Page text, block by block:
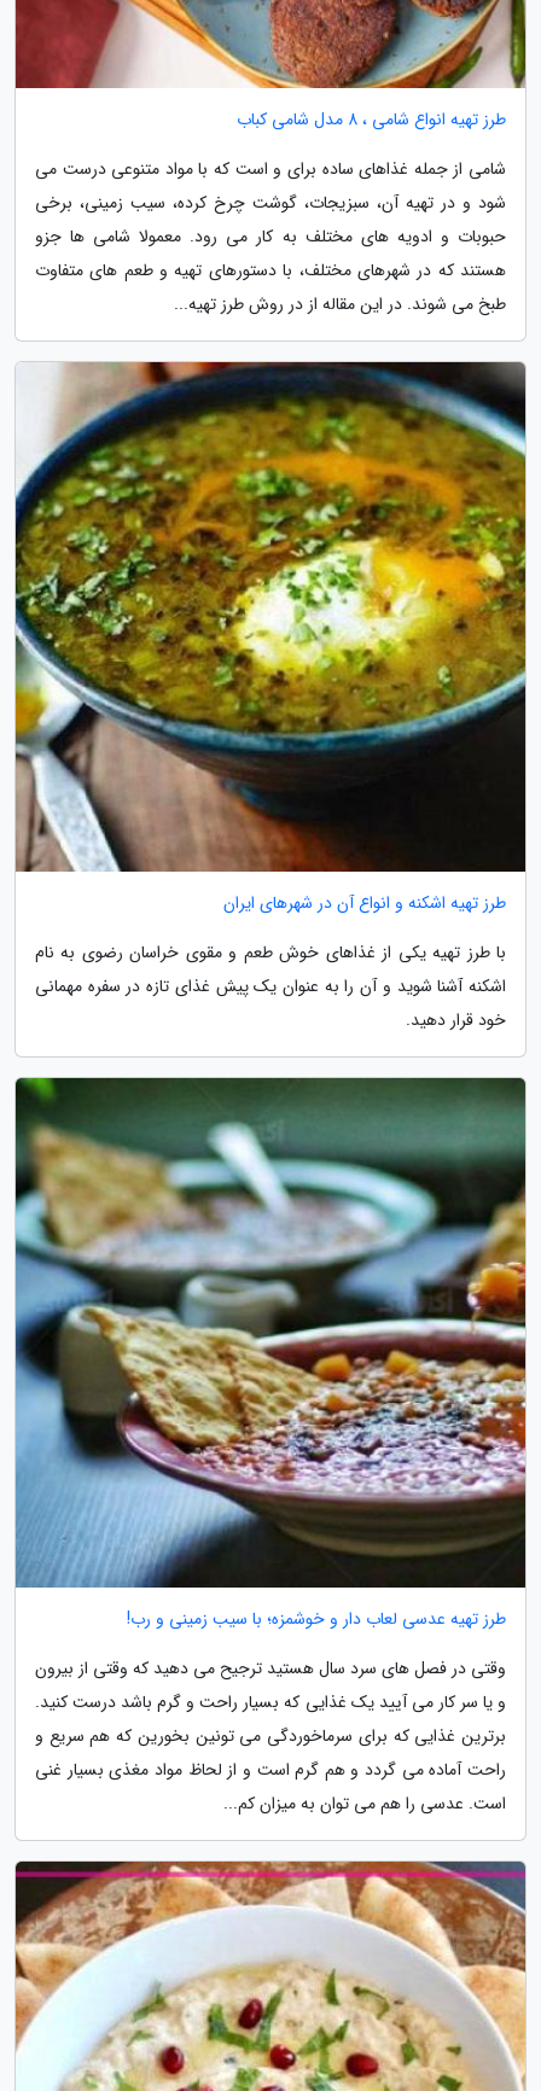
طرز تهیه انواع شامی ، 8 مدل شامی کباب
شامی از جمله غذاهای ساده برای و است که با مواد متنوعی درست می
شود و در تهیه آن، سبزیجات، گوشت چرخ کرده، سیب زمینی، برخی
حبوبات و ادویه های مختلف به کار می رود. معمولا شامی ها جزو
هستند که در شهرهای مختلف، با دستورهای تهیه و طعم های متفاوت
طبخ می شوند. در این مقاله از در روش طرز تهیه...
طرز تهیه اشکنه و انواع آن در شهرهای ایران
با طرز تهیه یکی از غذاهای خوش طعم و مقوی خراسان رضوی به نام
اشکنه آشنا شوید و آن را به عنوان یک پیش غذای تازه در سفره مهمانی
خود قرار دهید.
طرز تهیه عدسی لعاب دار و خوشمزه؛ با سیب زمینی و رب!
وقتی در فصل های سرد سال هستید ترجیح می دهید که وقتی از بیرون
و یا سر کار می آیید یک غذایی که بسیار راحت و گرم باشد درست کنید.
برترین غذایی که برای سرماخوردگی می تونین بخورین که هم سریع و
راحت آماده می گردد و هم گرم است و از لحاظ مواد مغذی بسیار غنی
است. عدسی را هم می توان به میزان کم...